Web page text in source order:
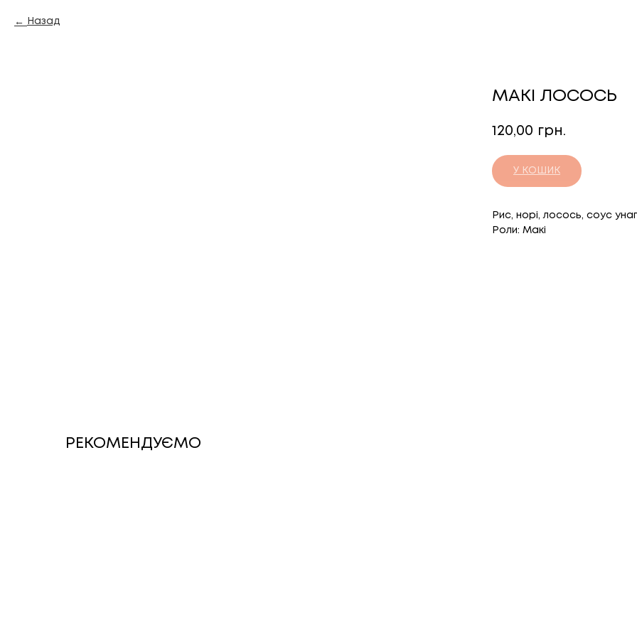
Назад
МАКІ ЛОСОСЬ
120,00 грн.
У КОШИК
Рис, норі, лосось, соус
Роли: Макі
РЕКОМЕНДУЄМО